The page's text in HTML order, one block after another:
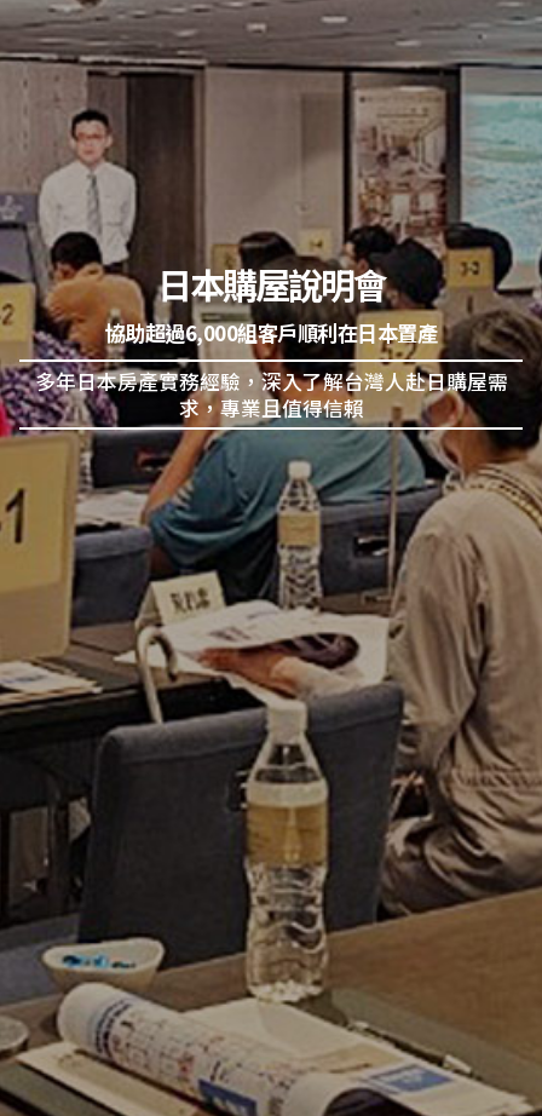
日本購屋說明會
協助超過6,000組客戶順利在日本置產
多年日本房產實務經驗，深入了解台灣人赴日購屋需
求，專業且值得信賴